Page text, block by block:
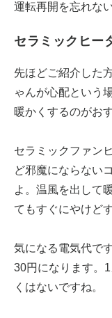
運転再開を忘れな
セラミックヒー
先ほどご紹介した
ゃんが心配という
暖かくするのがお
セラミックファン
ど邪魔にならない
よ。温風を出して
てもすぐにやけど
気になる電気代で
30円になります。
くはないですね。